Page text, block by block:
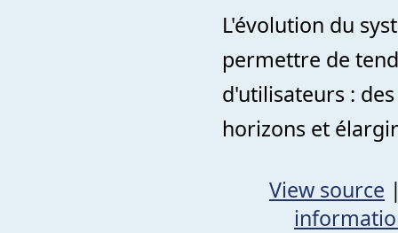
L'évolution du
permettre de
d'utilisateurs :
horizons et
View source